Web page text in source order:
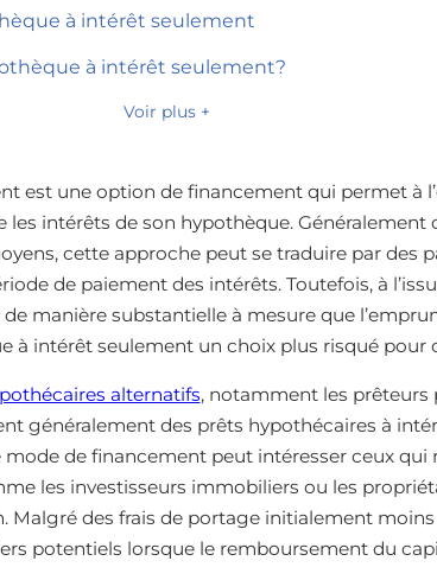
à intérêt seulement
à intérêt seulement?
Voir plus +
est une option de financement qui permet à
intérêts de son hypothèque. Généralement
cette approche peut se traduire par des
de paiement des intérêts. Toutefois, à
manière substantielle à mesure que
à intérêt seulement un choix plus risqué pour
alternatifs, notamment les prêteurs
généralement des prêts hypothécaires à
mode de financement peut intéresser ceux qui
les investisseurs immobiliers ou les
Malgré des frais de portage initialement moins
potentiels lorsque le remboursement du